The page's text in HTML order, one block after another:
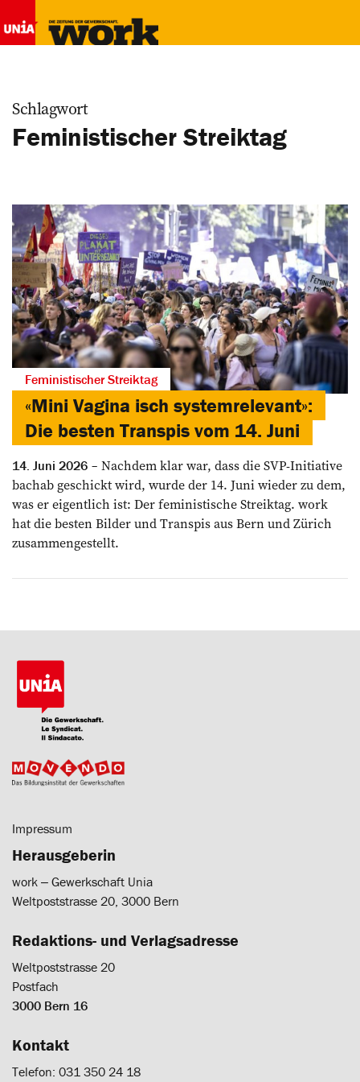
Schlagwort
Feministischer Streiktag
Feministischer Streiktag
«Mini Vagina isch systemrelevant»:
Die besten Transpis vom 14. Juni
14. Juni 2026
Nachdem klar war, dass die SVP-Initiative
bachab geschickt wird, wurde der 14. Juni wieder zu dem,
was er eigentlich ist: Der feministische Streiktag. work
hat die besten Bilder und Transpis aus Bern und Zürich
zusammengestellt.
Impressum
Herausgeberin
work ‒ Gewerkschaft Unia
Weltpoststrasse 20, 3000 Bern
Redaktions- und Verlagsadresse
Weltpoststrasse 20
Postfach
3000 Bern 16
Kontakt
Telefon: 031 350 24 18